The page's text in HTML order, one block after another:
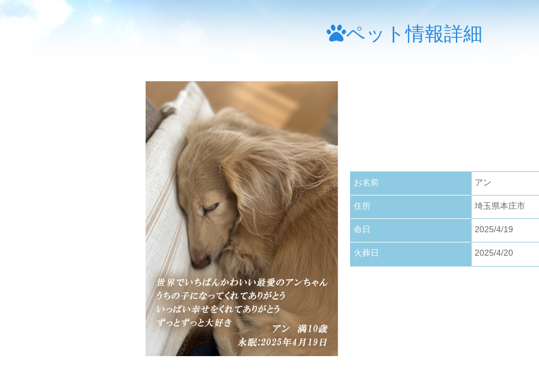
お写真アップロードいたしました。
2026.01.01
お写真アップロードいたしました。
ペット情報詳細
お名前 アン
住所 埼玉県本庄市
命日 2025/4/19
火葬日 2025/4/20